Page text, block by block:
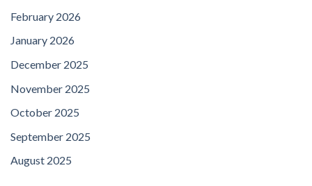
February 2026
January 2026
December 2025
November 2025
October 2025
September 2025
August 2025